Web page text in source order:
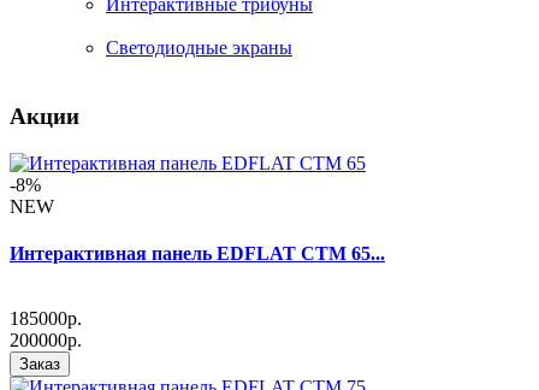
Интерактивные трибуны
Светодиодные экраны
Акции
-8%
NEW
Интерактивная панель EDFLAT CTM 65...
185000р.
200000р.
Заказ